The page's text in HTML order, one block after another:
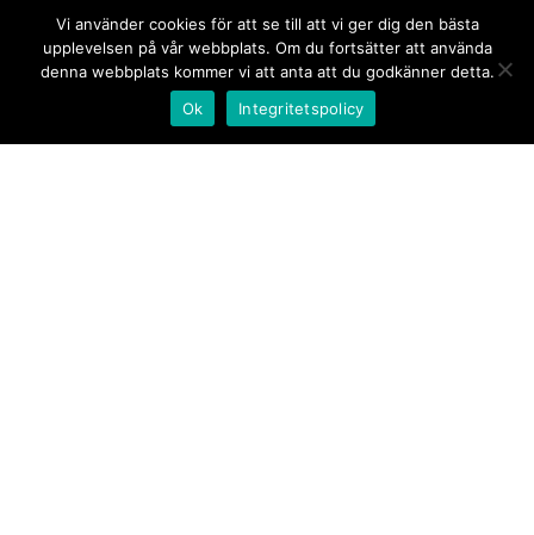
Vi använder cookies för att se till att vi ger dig den bästa
upplevelsen på vår webbplats. Om du fortsätter att använda
denna webbplats kommer vi att anta att du godkänner detta.
Ok
Integritetspolicy